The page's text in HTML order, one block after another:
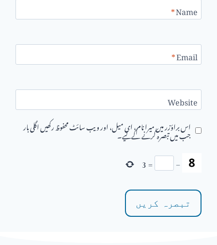
Name
*
Email
*
Website
اس براؤزر میں میرا نام، ای میل، اور ویب سائٹ محفوظ رکھیں اگلی بار
جب میں تبصرہ کرنے کےلیے۔
−
=
3